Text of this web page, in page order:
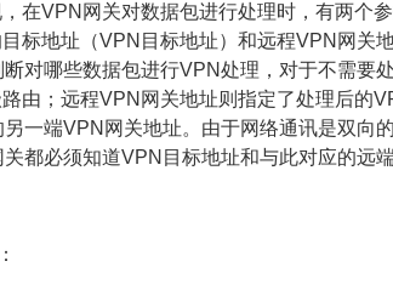
在VPN网关对数据包进行处理时，有两个
标地址（VPN目标地址）和远程VPN网关
对哪些数据包进行VPN处理，对于不需要
由；远程VPN网关地址则指定了处理后的
一端VPN网关地址。由于网络通讯是双向
都必须知道VPN目标地址和与此对应的远